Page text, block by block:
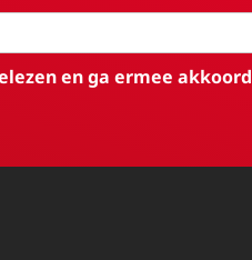
en ga ermee akkoord